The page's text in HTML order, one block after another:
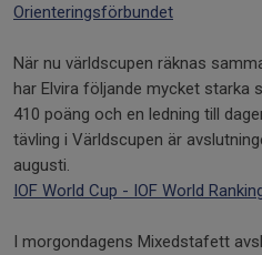
Orienteringsförbundet
När nu världscupen räknas
har Elvira följande mycket
410 poäng och en ledning till
tävling i Världscupen är
augusti.
IOF World Cup - IOF World
I morgondagens Mixedstafett